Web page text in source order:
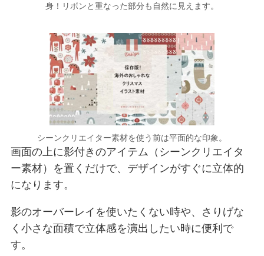
身！リボンと重なった部分も自然に見えます。
シーンクリエイター素材を使う前は平面的な印象。
画面の上に影付きのアイテム（シーンクリエイタ
ー素材）を置くだけで、デザインがすぐに立体的
になります。
影のオーバーレイを使いたくない時や、さりげな
く小さな面積で立体感を演出したい時に便利で
す。